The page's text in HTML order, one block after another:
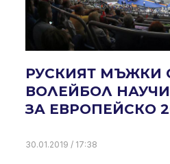
РУСКИЯТ МЪЖКИ
ВОЛЕЙБОЛ
ЗА ЕВРОПЕЙСКО
30.01.2019 / 17:38